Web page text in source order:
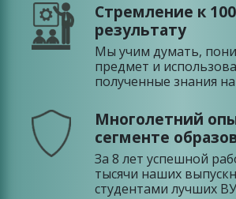
Стремление к
результату
Мы учим думать,
предмет и
полученные знания
Многолетний
сегменте
За 8 лет успешной
тысячи наших
студентами лучших